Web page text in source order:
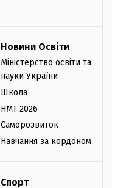
Новини Освіти
Міністерство освіти та
науки України
Школа
НМТ 2026
Саморозвиток
Навчання за кордоном
Спорт